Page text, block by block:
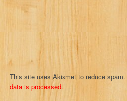
o
This site uses Akismet to reduce spam.
data is processed.